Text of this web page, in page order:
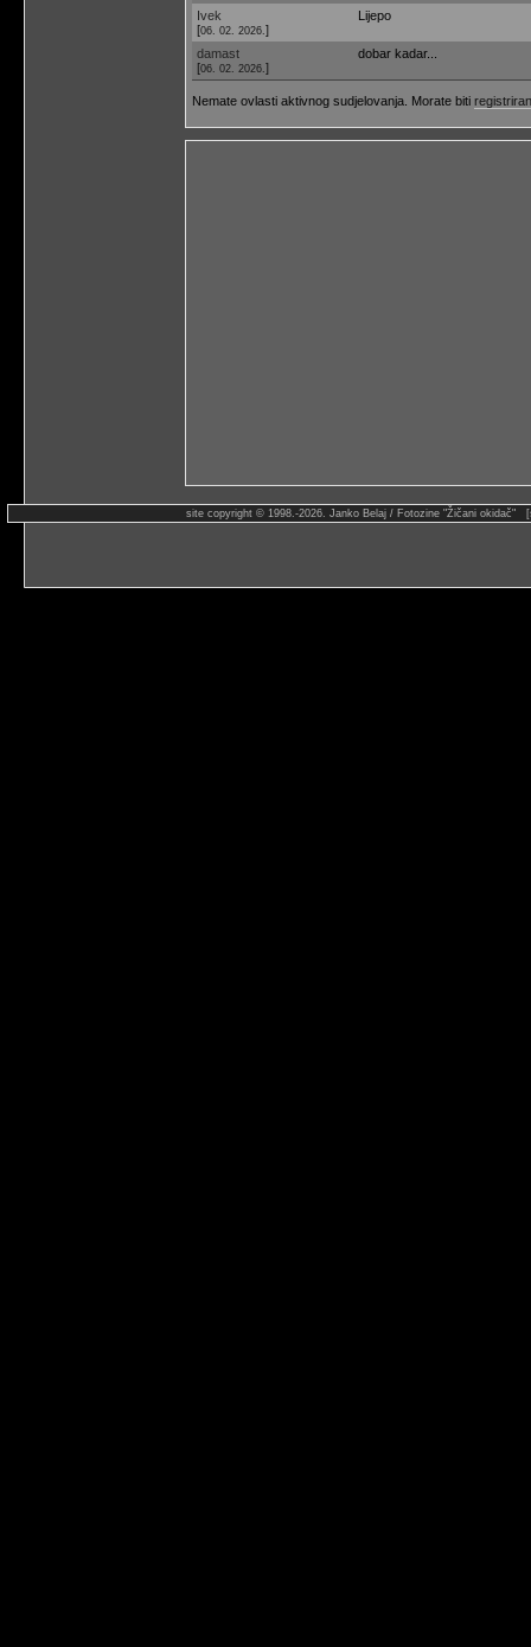
Ivek
[06. 02. 2026. ]
Lijepo
damast
[06. 02. 2026. ]
dobar kadar...
Nemate ovlasti aktivnog sudjelovanja. Morate biti
site copyright © 1998.-2026. Janko Belaj / Fotozine "Žičani okidač"